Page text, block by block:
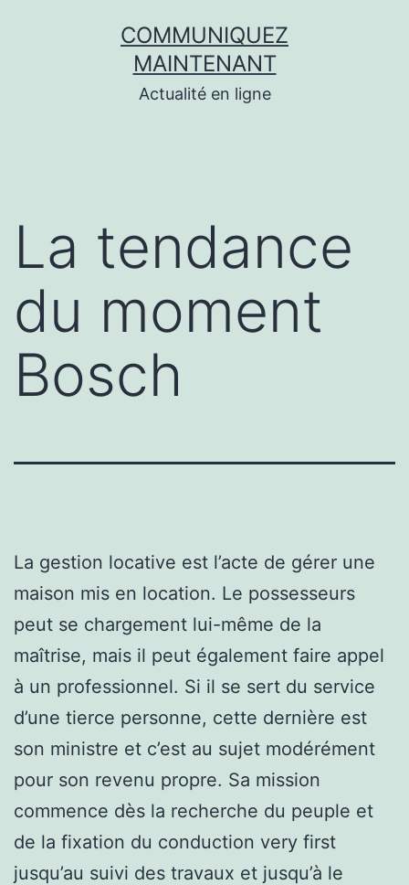
COMMUNIQUEZ
MAINTENANT
Actualité en ligne
La tendance
du moment
Bosch
La gestion locative est l’acte de gérer une
maison mis en location. Le possesseurs
peut se chargement lui-même de la
maîtrise, mais il peut également faire appel
à un professionnel. Si il se sert du service
d’une tierce personne, cette dernière est
son ministre et c’est au sujet modérément
pour son revenu propre. Sa mission
commence dès la recherche du peuple et
de la fixation du conduction very first
jusqu’au suivi des travaux et jusqu’à le